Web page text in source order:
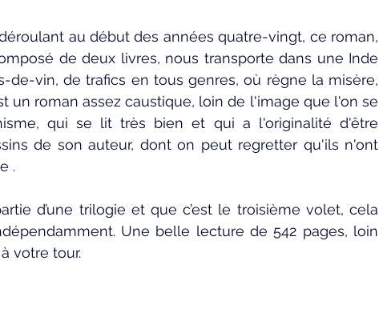
au début des années quatre-vingt, ce roman,
de deux livres, nous transporte dans une Inde
de-vin, de trafics en tous genres, où règne la misère,
un roman assez caustique, loin de l'image que l'on se
qui se lit très bien et qui a l'originalité d'être
de son auteur, dont on peut regretter qu'ils n'ont
.
d’une trilogie et que c’est le troisième volet, cela
Une belle lecture de 542 pages, loin
votre tour.